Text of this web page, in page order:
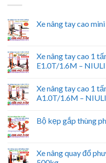
Xe nâng tay cao
Xe nâng tay cao 1
E1.0T/1.6M – NIULI
Xe nâng tay cao 1
A1.0T/1.6M – NIULI
Bộ kẹp gắp thùng
Xe nâng quay đổ